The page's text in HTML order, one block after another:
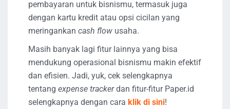
pembayaran untuk bisnismu, termasuk juga
dengan kartu kredit atau opsi cicilan yang
meringankan cash flow usaha.
Masih banyak lagi fitur lainnya yang bisa
mendukung operasional bisnismu makin efektif
dan efisien. Jadi, yuk, cek selengkapnya
tentang expense trackerdan fitur-fitur Paper.id
selengkapnya dengan cara klik di sini!